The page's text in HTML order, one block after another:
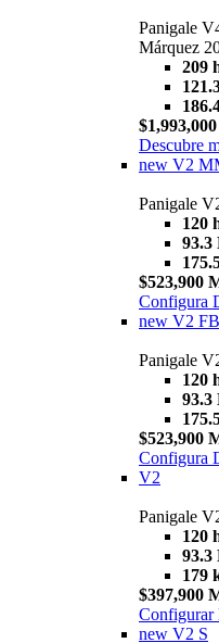
Panigale
Márquez
209
Descubre
new V2
Panigale
120
93.3
$523,900
Configura
new V2
Panigale
120
93.3
$523,900
Configura
V2
Panigale
120
93.3
179
$397,900
Configurar
new V2 S